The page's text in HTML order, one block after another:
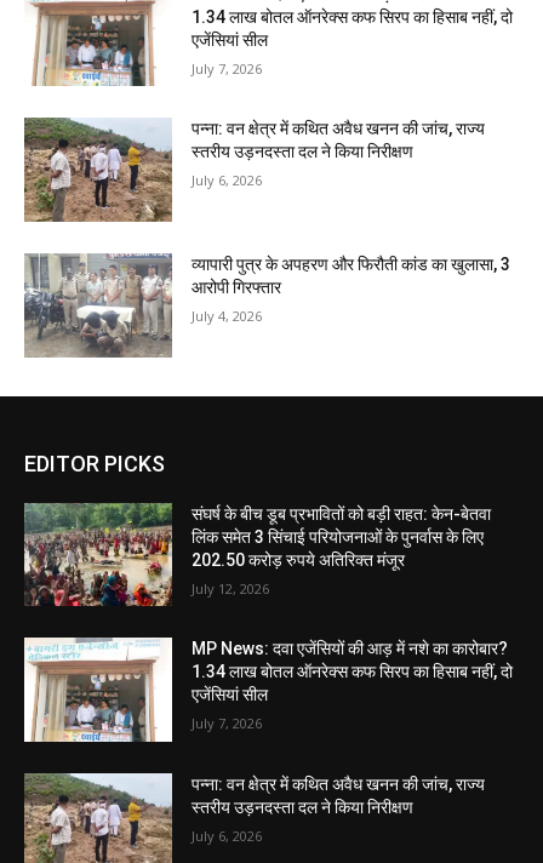
1.34 लाख बोतल ऑनरेक्स कफ सिरप का हिसाब नहीं, दो
एजेंसियां सील
July 7, 2026
पन्ना: वन क्षेत्र में कथित अवैध खनन की जांच, राज्य
स्तरीय उड़नदस्ता दल ने किया निरीक्षण
July 6, 2026
व्यापारी पुत्र के अपहरण और फिरौती कांड का खुलासा, 3
आरोपी गिरफ्तार
July 4, 2026
EDITOR PICKS
संघर्ष के बीच डूब प्रभावितों को बड़ी राहत: केन-बेतवा
लिंक समेत 3 सिंचाई परियोजनाओं के पुनर्वास के लिए
202.50 करोड़ रुपये अतिरिक्त मंजूर
July 12, 2026
MP News: दवा एजेंसियों की आड़ में नशे का कारोबार?
1.34 लाख बोतल ऑनरेक्स कफ सिरप का हिसाब नहीं, दो
एजेंसियां सील
July 7, 2026
पन्ना: वन क्षेत्र में कथित अवैध खनन की जांच, राज्य
स्तरीय उड़नदस्ता दल ने किया निरीक्षण
July 6, 2026